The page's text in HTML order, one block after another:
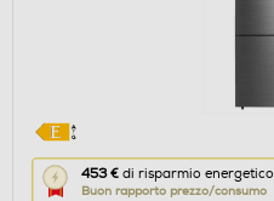
453 € di risparmio energetico
Buon rapporto prezzo/consumo
Questa